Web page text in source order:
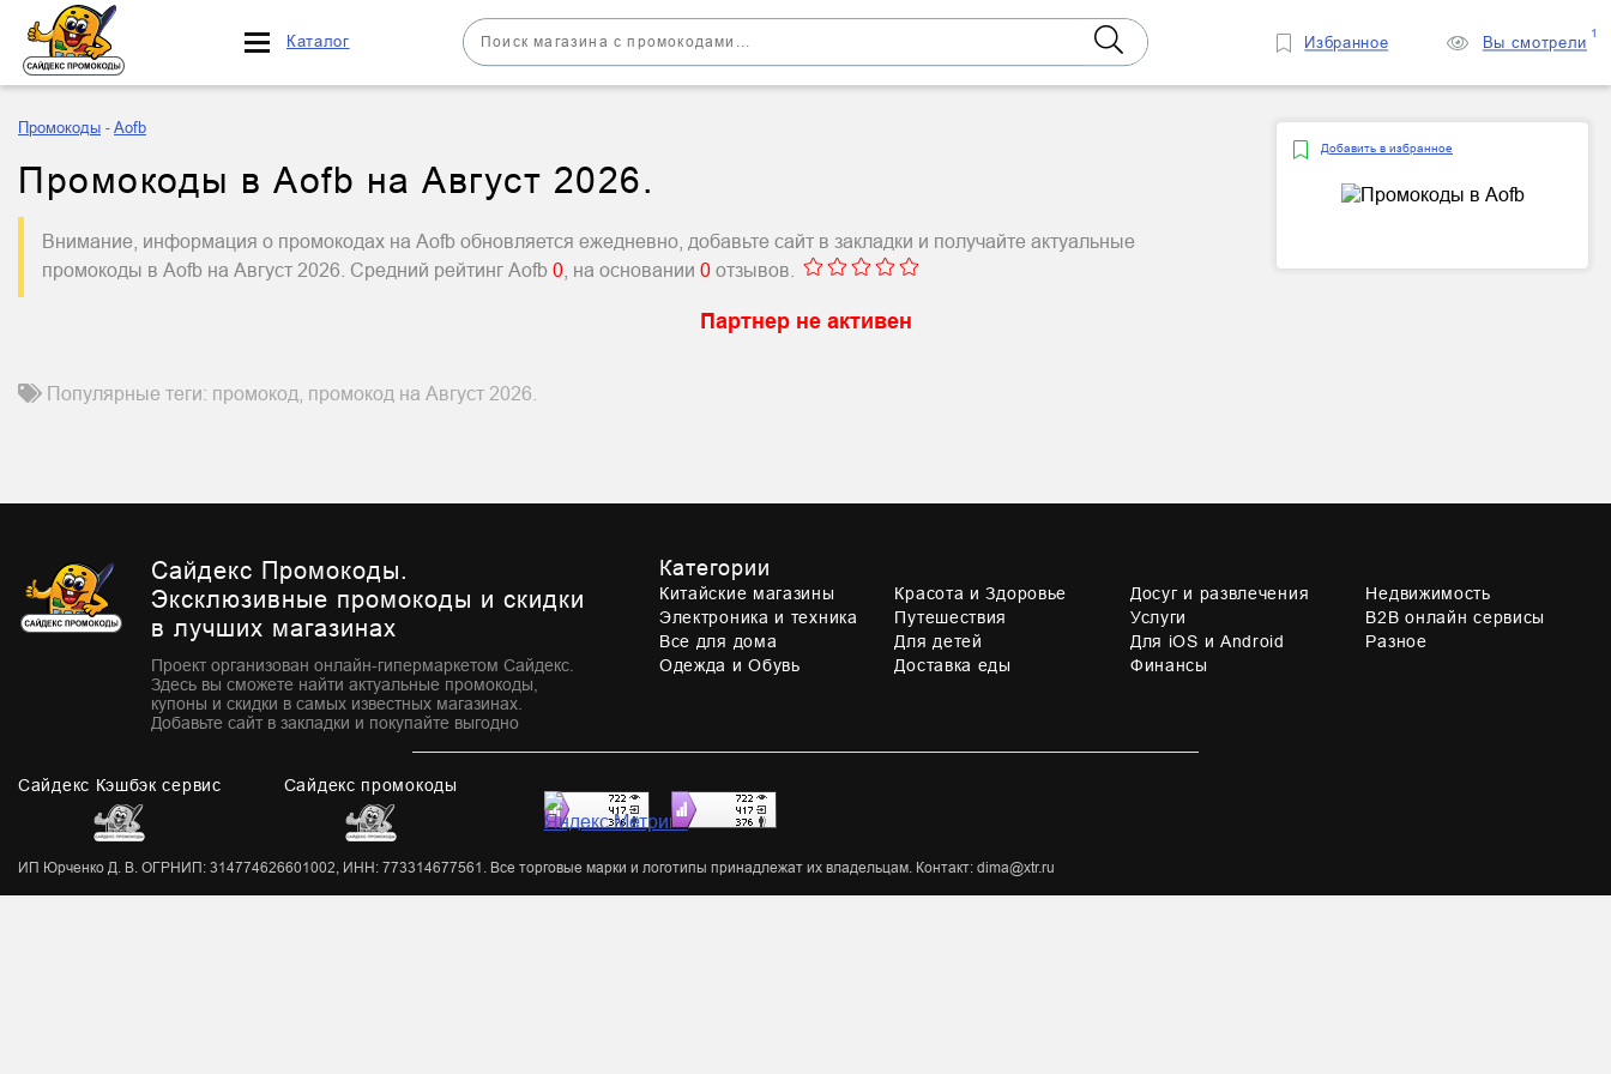
Промокоды Aofb
Промокоды в Aofb на Август 2026.
Внимание, информация о промокодах на Aofb обновляется ежедневно, добавьте сайт в закладки и получайте актуальные
промокоды в Aofb на Август 2026. Средний рейтинг Aofb 0 , на основании 0 отзывов.
Добавить в избранное
Партнер не активен
Популярные теги: промокод, промокод на Август 2026.
Сайдекс Промокоды.
Эксклюзивные промокоды и скидки
в лучших магазинах
Проект организован онлайн-гипермаркетом Сайдекс.
Здесь вы сможете найти актуальные промокоды,
купоны и скидки в самых известных магазинах.
Добавьте сайт в закладки и покупайте выгодно
Категории
Китайские магазины
Электроника и техника
Все для дома
Одежда и Обувь
Красота и Здоровье
Путешествия
Для детей
Доставка еды
Досуг и развлечения
Услуги
Для iOS и Android
Финансы
Недвижимость
B2B онлайн сервисы
Разное
Сайдекс Кэшбэк сервис Сайдекс промокоды
ИП Юрченко Д. В. ОГРНИП: 314774626601002, ИНН: 773314677561. Все торговые марки и логотипы принадлежат их владельцам. Контакт: dima@xtr.ru
Каталог Избранное Вы смотрели
1